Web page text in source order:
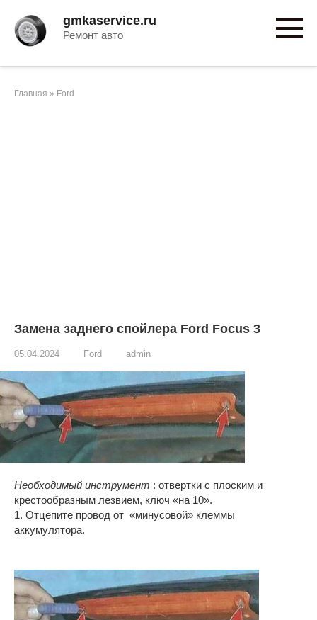
контенту
gmkaservice.ru
Ремонт авто
Главная » Ford
Замена заднего спойлера Ford Focus 3
05.04.2024 Ford admin
Необходимый инструмент : отвертки с плоским и
крестообразным лезвием, ключ «на 10».
1. Отцепите провод от «минусовой» клеммы
аккумулятора.